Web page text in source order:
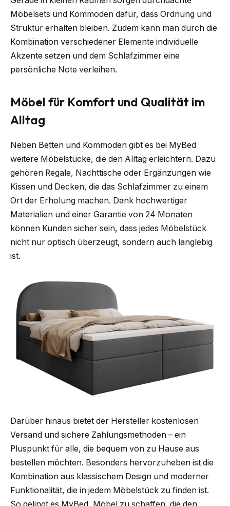
Möbelsets und Kommoden dafür, dass Ordnung und
Struktur erhalten bleiben. Zudem kann man durch die
Kombination verschiedener Elemente individuelle
Akzente setzen und dem Schlafzimmer eine
persönliche Note verleihen.
Möbel für Komfort und Qualität im
Alltag
Neben Betten und Kommoden gibt es bei MyBed
weitere Möbelstücke, die den Alltag erleichtern. Dazu
gehören Regale, Nachttische oder Ergänzungen wie
Kissen und Decken, die das Schlafzimmer zu einem
Ort der Erholung machen. Dank hochwertiger
Materialien und einer Garantie von 24 Monaten
können Kunden sicher sein, dass jedes Möbelstück
nicht nur optisch überzeugt, sondern auch langlebig
ist.
Darüber hinaus bietet der Hersteller kostenlosen
Versand und sichere Zahlungsmethoden – ein
Pluspunkt für alle, die bequem von zu Hause aus
bestellen möchten. Besonders hervorzuheben ist die
Kombination aus klassischem Design und moderner
Funktionalität, die in jedem Möbelstück zu finden ist.
So gelingt es MyBed, Möbel zu schaffen, die den